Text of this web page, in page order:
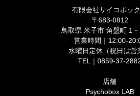
有限会社サイコボッ
〒683-0812
鳥取県 米子市 角盤町 1
営業時間｜12:00-
水曜日定休（祝日は営
TEL｜0859-37-
店舗
Psychobox LAB